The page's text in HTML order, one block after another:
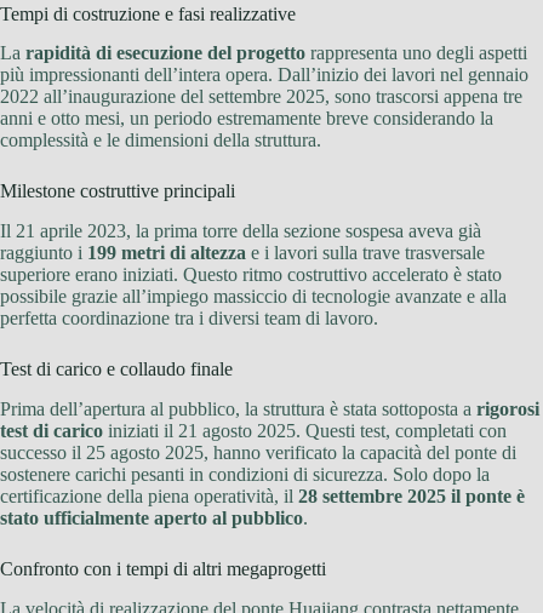
Tempi di costruzione e fasi realizzative
La rapidità di esecuzione del progetto rappresenta uno degli aspetti
più impressionanti dell’intera opera. Dall’inizio dei lavori nel gennaio
2022 all’inaugurazione del settembre 2025, sono trascorsi appena tre
anni e otto mesi, un periodo estremamente breve considerando la
complessità e le dimensioni della struttura.
Milestone costruttive principali
Il 21 aprile 2023, la prima torre della sezione sospesa aveva già
raggiunto i 199 metri di altezza e i lavori sulla trave trasversale
superiore erano iniziati. Questo ritmo costruttivo accelerato è stato
possibile grazie all’impiego massiccio di tecnologie avanzate e alla
perfetta coordinazione tra i diversi team di lavoro.
Test di carico e collaudo finale
Prima dell’apertura al pubblico, la struttura è stata sottoposta a rigorosi
test di carico iniziati il 21 agosto 2025. Questi test, completati con
successo il 25 agosto 2025, hanno verificato la capacità del ponte di
sostenere carichi pesanti in condizioni di sicurezza. Solo dopo la
certificazione della piena operatività, il 28 settembre 2025 il ponte è
stato ufficialmente aperto al pubblico.
Confronto con i tempi di altri megaprogetti
La velocità di realizzazione del ponte Huajiang contrasta nettamente